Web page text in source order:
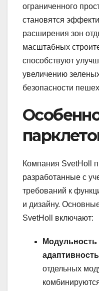
ограниченного
становятся
расширения зон
масштабных
способствуют
увеличению
безопасности
Компания SvetHoll
разработанные с
требований к
и дизайну.
SvetHoll включают:
Модульность
отдельных